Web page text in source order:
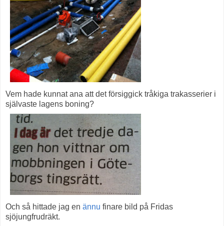
Vem hade kunnat ana att det försiggick tråkiga trakasserier i
självaste lagens boning?
Och så hittade jag en ännu finare bild på Fridas
sjöjungfrudräkt.